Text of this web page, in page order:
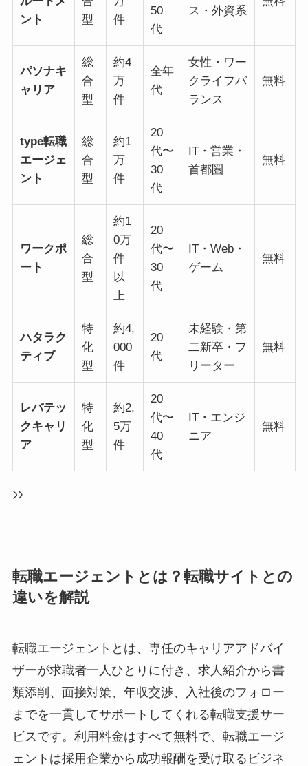
ント
型
件
50
代
ス・外資系
パソナキ
ャリア
総
合
型
約4
万
件
全年
代
女性・ワー
クライフバ
ランス
無料
type転職
エージェ
ント
総
合
型
約1
万
件
20
代〜
30
代
IT・営業・
首都圏
無料
ワークポ
ート
総
合
型
約1
0万
件
以
上
20
代〜
30
代
IT・Web・
ゲーム
無料
ハタラク
ティブ
特
化
型
約4,
000
件
20
代
未経験・第
二新卒・フ
リーター
無料
レバテッ
クキャリ
ア
特
化
型
約2.
5万
件
20
代〜
40
代
IT・エンジ
ニア
無料
転職エージェントとは？転職サイトとの
違いを解説
転職エージェントとは、専任のキャリアアドバイ
ザーが求職者一人ひとりに付き、求人紹介から書
類添削、面接対策、年収交渉、入社後のフォロー
までを一貫してサポートしてくれる転職支援サー
ビスです。利用料金はすべて無料で、転職エージ
ェントは採用企業から成功報酬を受け取るビジネ